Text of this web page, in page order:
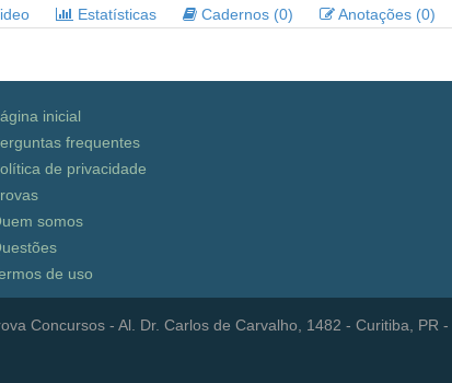
Estatísticas Cadernos (0) Anotações (0)
inicial
frequentes
de privacidade
somos
de uso
Concursos - Al. Dr. Carlos de Carvalho, 1482 - Curitiba, PR -